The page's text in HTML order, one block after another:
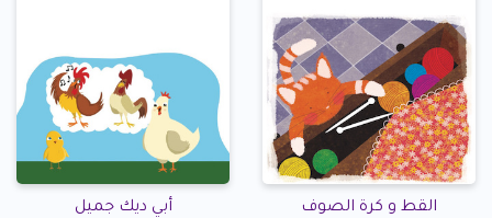
القط و كرة الصوف أبي ديك جميل